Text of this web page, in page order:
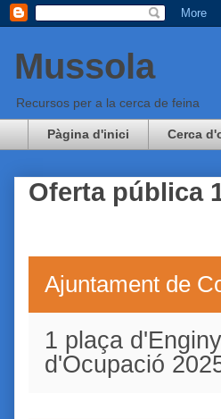
Mussola
Recursos per a la cerca de feina
Pàgina d'inici Cerca
Oferta pública
Ajuntament de
1 plaça
d'Ocupació